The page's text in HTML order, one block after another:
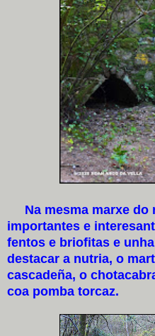
Na mesma marxe do
importantes e
fentos e briofitas e
destacar a nutria, o
cascadeña, o
coa pomba torcaz.